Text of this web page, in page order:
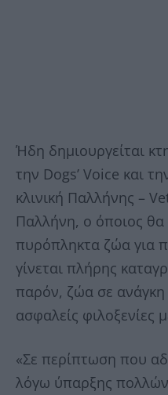
Ήδη δημιουργείται
την Dogs’ Voice και
κλινική Παλλήνης –
Παλλήνη, ο όποιος θα
πυρόπληκτα ζώα για
γίνεται πλήρης
παρόν, ζώα σε ανάγκη
ασφαλείς φιλοξενίες
«Σε περίπτωση που
λόγω ύπαρξης